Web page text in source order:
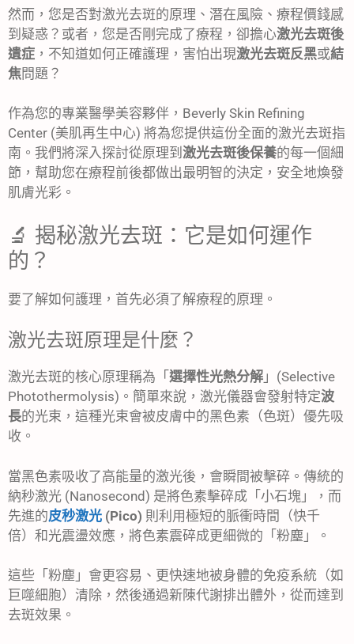
然而，您是否對激光去斑的原理、潛在風險、療程價錢感
到疑惑？或者，您是否剛完成了療程，卻擔心激光去斑後
遺症 ，不知道如何正確護理，害怕出現激光去斑反黑或結
焦問題？
作為您的專業醫學美容夥伴，Beverly Skin Refining
Center (美肌再生中心) 將為您提供這份全面的激光去斑指
南。我們將深入探討從原理到 激光去斑後保養的每一個細
節，幫助您在療程前後都做出最明智的決定，安全地煥發
肌膚光彩。
🔬 揭秘激光去斑：它是如何運作
的？
要了解如何護理，首先必須了解療程的原理。
激光去斑原理是什麼？
激光去斑的核心原理稱為「 選擇性光熱分解 」(Selective
Photothermolysis)。簡單來說，激光儀器會發射特定波
長的光束，這種光束會被皮膚中的黑色素（色斑）優先吸
收。
當黑色素吸收了高能量的激光後，會瞬間被擊碎。傳統的
納秒激光 (Nanosecond) 是將色素擊碎成「小石塊」，而
先進的皮秒激光 (Pico) 則利用極短的脈衝時間（快千
倍）和光震盪效應，將色素震碎成更細微的「粉塵」。
這些「粉塵」會更容易、更快速地被身體的免疫系統（如
巨噬細胞）清除，然後通過新陳代謝排出體外，從而達到
去斑效果。